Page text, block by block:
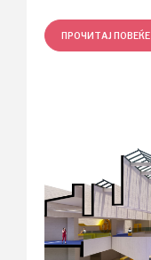
ПРОЧИТАЈ ПОВЕЌЕ